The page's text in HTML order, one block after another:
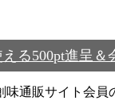
る500pt進呈＆
味通販サイト会員